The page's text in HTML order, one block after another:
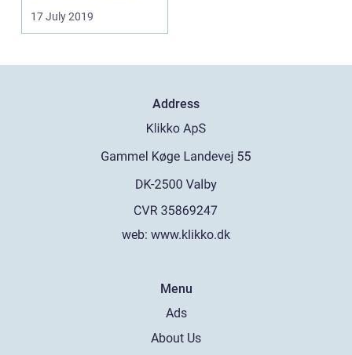
for ...
17 July 2019
Address
web: www.klikko.dk
Menu
Ads
About Us